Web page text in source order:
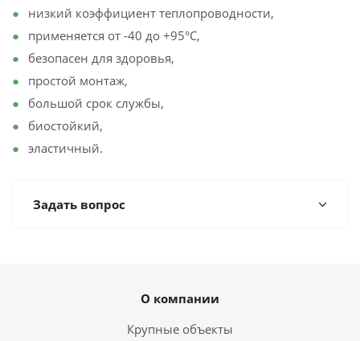
низкий коэффициент теплопроводности,
применяется от -40 до +95°С,
безопасен для здоровья,
простой монтаж,
большой срок службы,
биостойкий,
эластичный.
Задать вопрос
О компании
Крупные объекты